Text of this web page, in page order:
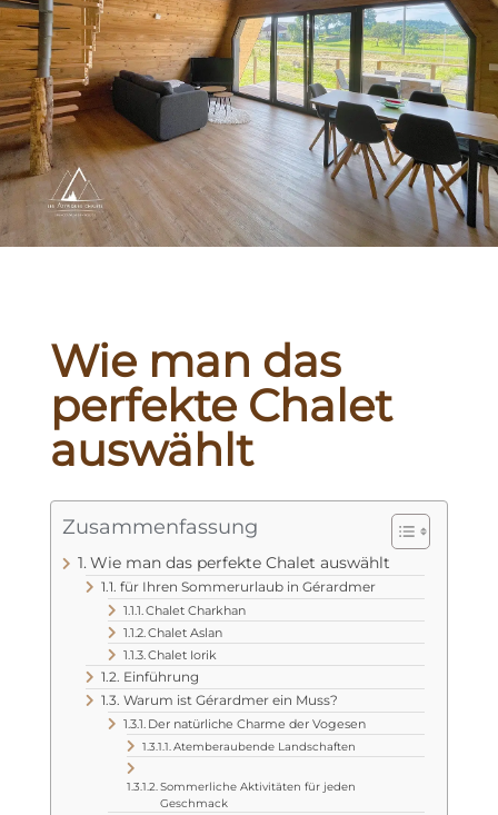
Wie man das
perfekte Chalet
auswählt
Zusammenfassung
Wie man das perfekte Chalet auswählt
für Ihren Sommerurlaub in Gérardmer
Chalet Charkhan
Chalet Aslan
Chalet Iorik
Einführung
Warum ist Gérardmer ein Muss?
Der natürliche Charme der Vogesen
Atemberaubende Landschaften
Sommerliche Aktivitäten für jeden
Geschmack